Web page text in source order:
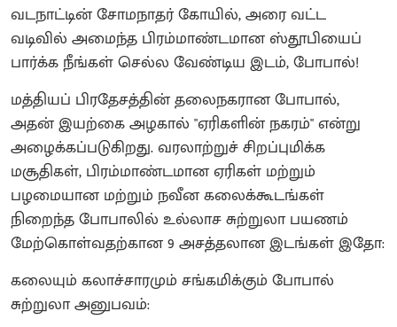
வடநாட்டின் சோமநாதர் கோயில், அரை வட்ட
வடிவில் அமைந்த பிரம்மாண்டமான ஸ்தூபியைப்
பார்க்க நீங்கள் செல்ல வேண்டிய இடம், போபால்!
மத்தியப் பிரதேசத்தின் தலைநகரான போபால்,
அதன் இயற்கை அழகால் "ஏரிகளின் நகரம்" என்று
அழைக்கப்படுகிறது. வரலாற்றுச் சிறப்புமிக்க
மசூதிகள், பிரம்மாண்டமான ஏரிகள் மற்றும்
பழமையான மற்றும் நவீன கலைக்கூடங்கள்
நிறைந்த போபாலில் உல்லாச சுற்றுலா பயணம்
மேற்கொள்வதற்கான 9 அசத்தலான இடங்கள் இதோ:
கலையும் கலாச்சாரமும் சங்கமிக்கும் போபால்
சுற்றுலா அனுபவம்: